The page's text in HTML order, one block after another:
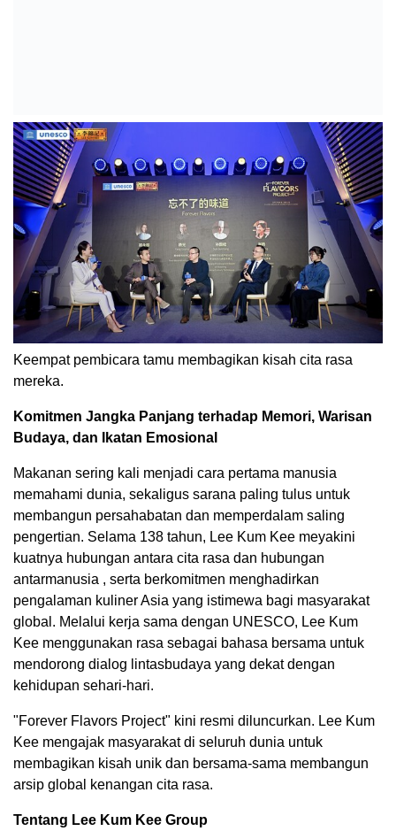
Keempat pembicara tamu membagikan kisah cita rasa
mereka.
Komitmen Jangka Panjang terhadap Memori, Warisan
Budaya, dan Ikatan Emosional
Makanan sering kali menjadi cara pertama manusia
memahami dunia, sekaligus sarana paling tulus untuk
membangun persahabatan dan memperdalam saling
pengertian. Selama 138 tahun, Lee Kum Kee meyakini
kuatnya hubungan antara cita rasa dan hubungan
antarmanusia , serta berkomitmen menghadirkan
pengalaman kuliner Asia yang istimewa bagi masyarakat
global. Melalui kerja sama dengan UNESCO, Lee Kum
Kee menggunakan rasa sebagai bahasa bersama untuk
mendorong dialog lintasbudaya yang dekat dengan
kehidupan sehari-hari.
"Forever Flavors Project" kini resmi diluncurkan. Lee Kum
Kee mengajak masyarakat di seluruh dunia untuk
membagikan kisah unik dan bersama-sama membangun
arsip global kenangan cita rasa.
Tentang Lee Kum Kee Group